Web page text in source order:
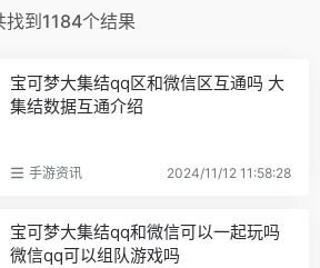
找到1184个结果
宝可梦大集结qq区和微信区互通吗 大
集结数据互通介绍
手游资讯 2024/11/12 11:58:28
宝可梦大集结qq和微信可以一起玩吗
微信qq可以组队游戏吗